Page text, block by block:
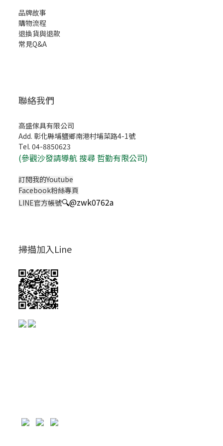
品牌故事
購物流程
退換貨與退款
常見Q&A
聯絡我們
高盛傢具有限公司
Add. 彰化縣埔鹽鄉南港村埔菜路4-1號
Tel. 04-8850623
(參觀沙發請導航 搜尋 哲勤有限公司)
訂閱我的Youtube
Facebook粉絲專頁
LINE官方帳號🔍@zwk0762a
掃描加入Line